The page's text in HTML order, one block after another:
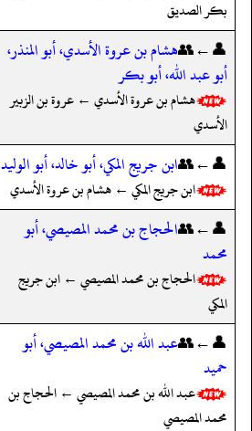
بكر الصديق
👤←👥هشام بن عروة الأسدي، أبو المنذر،
أبو عبد الله، أبو بكر
هشام بن عروة الأسدي ← عروة بن الزبير
الأسدي
👤←👥ابن جريج المكي، أبو خالد، أبو الوليد
ابن جريج المكي ← هشام بن عروة الأسدي
👤←👥الحجاج بن محمد المصيصي، أبو
محمد
الحجاج بن محمد المصيصي ← ابن جريج
المكي
👤←👥عبد الله بن محمد المصيصي، أبو
حميد
عبد الله بن محمد المصيصي ← الحجاج بن
محمد المصيصي